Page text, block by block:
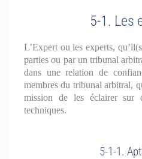
5-1. Les
L’Expert ou les experts,
parties ou par un tribunal
dans une relation de
membres du tribunal arbitral,
mission de les éclairer sur
techniques.
5-1-1.